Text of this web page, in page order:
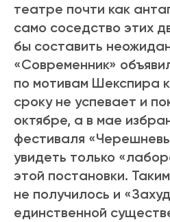
театре почти как
само соседство этих
бы составить
«Современник»
по мотивам Шекспира
сроку не успевает и
октябре, а в мае
фестиваля
увидеть только
этой постановки.
не получилось и
единственной